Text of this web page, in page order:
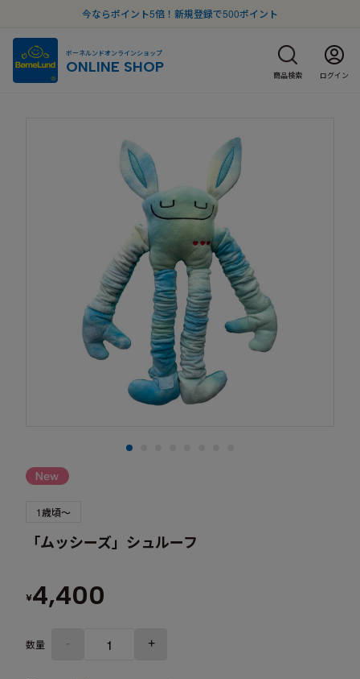
今ならポイント5倍！新規登録で500ポイント
ボーネルンドオンラインショップ
ONLINE SHOP 商品検索 ログイン
1歳頃～
「ムッシーズ」シュルーフ
¥4,400
数量 - +